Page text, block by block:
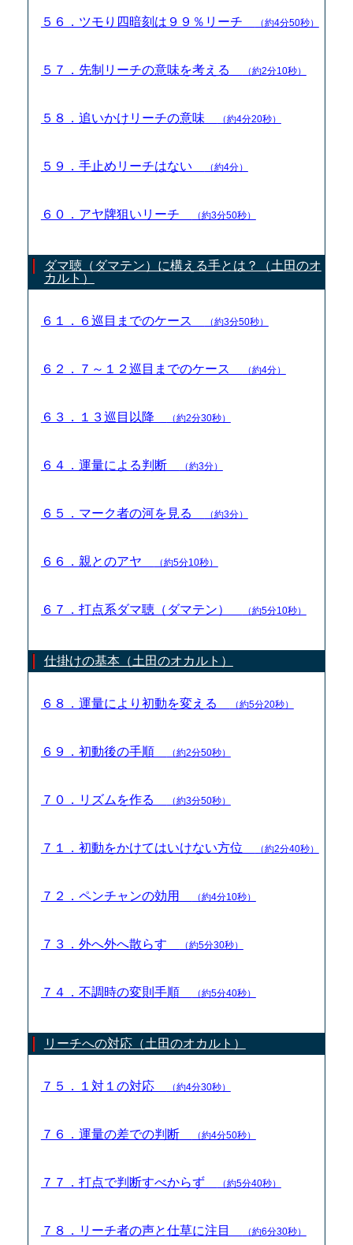
５６．ツモり四暗刻は９９％リーチ （約4分50秒）
５７．先制リーチの意味を考える （約2分10秒）
５８．追いかけリーチの意味 （約4分20秒）
５９．手止めリーチはない （約4分）
６０．アヤ牌狙いリーチ （約3分50秒）
ダマ聴（ダマテン）に構える手とは？（土田のオ
カルト）
６１．６巡目までのケース （約3分50秒）
６２．７～１２巡目までのケース （約4分）
６３．１３巡目以降 （約2分30秒）
６４．運量による判断 （約3分）
６５．マーク者の河を見る （約3分）
６６．親とのアヤ （約5分10秒）
６７．打点系ダマ聴（ダマテン） （約5分10秒）
仕掛けの基本（土田のオカルト）
６８．運量により初動を変える （約5分20秒）
６９．初動後の手順 （約2分50秒）
７０．リズムを作る （約3分50秒）
７１．初動をかけてはいけない方位 （約2分40秒）
７２．ペンチャンの効用 （約4分10秒）
７３．外へ外へ散らす （約5分30秒）
７４．不調時の変則手順 （約5分40秒）
リーチへの対応（土田のオカルト）
７５．１対１の対応 （約4分30秒）
７６．運量の差での判断 （約4分50秒）
７７．打点で判断すべからず （約5分40秒）
７８．リーチ者の声と仕草に注目 （約6分30秒）